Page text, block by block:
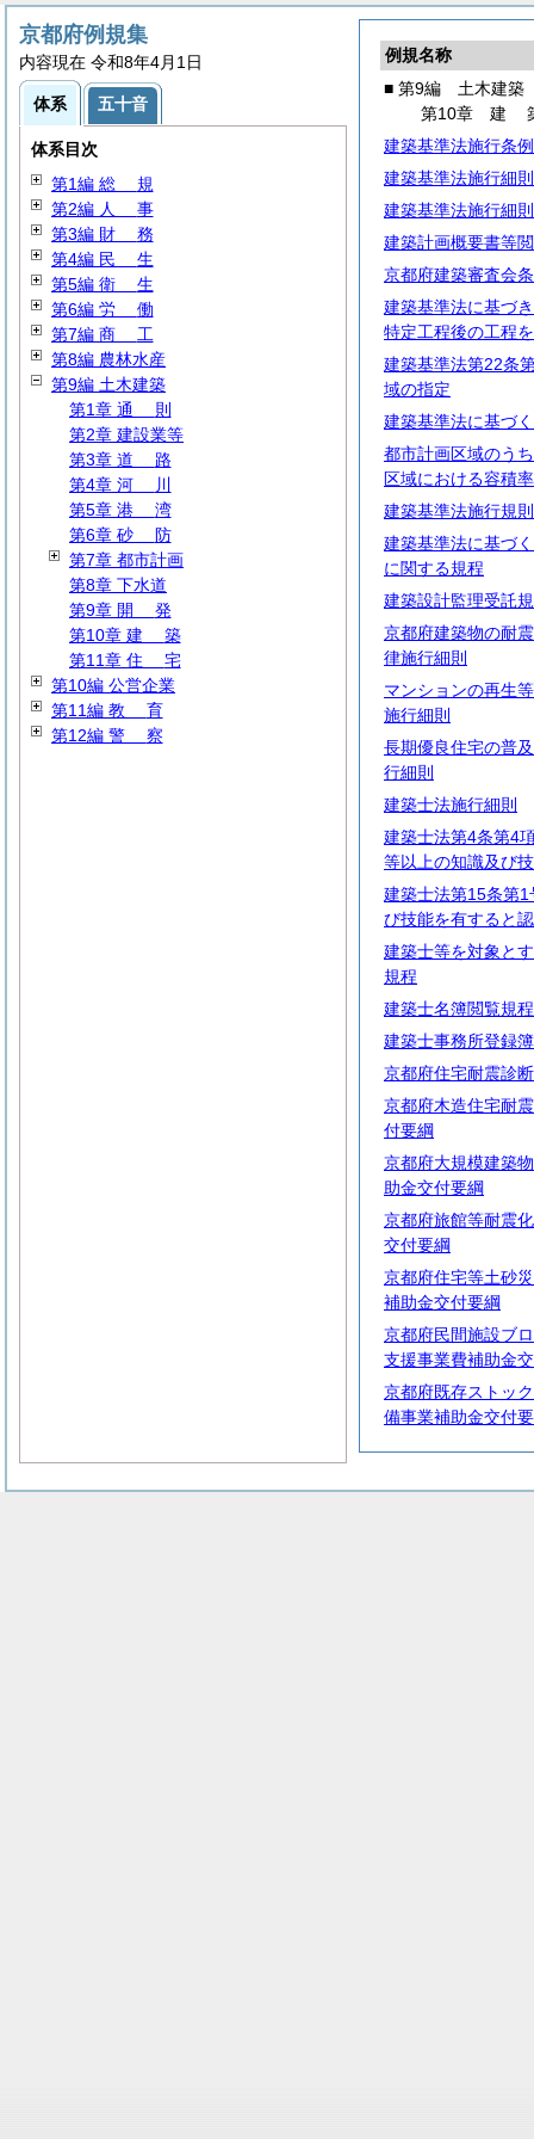
例規名称
■ 第9編 土木建築
第10章 建
建築基準法施行条例
建築基準法施行細則
建築基準法施行細
建築計画概要書等
京都府建築審査会
建築基準法に基づ
特定工程後の工程
建築基準法第22条
域の指定
建築基準法に基づ
都市計画区域のう
区域における容積
建築基準法施行規
建築基準法に基づ
に関する規程
建築設計監理受託
京都府建築物の耐
律施行細則
マンションの再生
施行細則
長期優良住宅の普
行細則
建築士法施行細則
建築士法第4条第4
等以上の知識及び
建築士法第15条第
び技能を有すると
建築士等を対象と
規程
建築士名簿閲覧規程
建築士事務所登録
京都府住宅耐震診
京都府木造住宅耐
付要綱
京都府大規模建築
助金交付要綱
京都府旅館等耐震
交付要綱
京都府住宅等土砂
補助金交付要綱
京都府民間施設ブ
支援事業費補助金
京都府既存ストッ
備事業補助金交付
京都府例規集
内容現在 令和8年4月1日
体系 五十音
体系目次
第1編 総 規
第2編 人 事
第3編 財 務
第4編 民 生
第5編 衛 生
第6編 労 働
第7編 商 工
第8編 農林水産
第9編 土木建築
第1章 通 則
第2章 建設業等
第3章 道 路
第4章 河
川
第5章 港 湾
第6章 砂 防
第7章 都市計画
第8章 下水道
第9章 開 発
第10章 建 築
第11章 住 宅
第10編 公営企業
第11編 教 育
第12編 警 察